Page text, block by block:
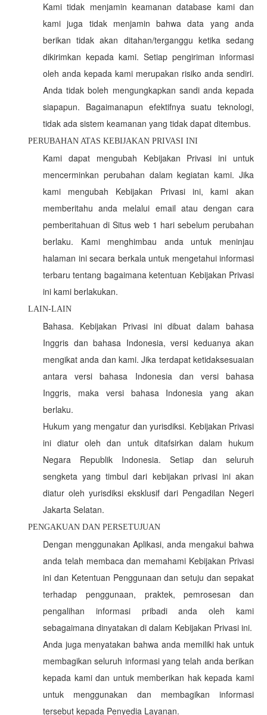
Kami tidak menjamin keamanan database kami dan
kami juga tidak menjamin bahwa data yang anda
berikan tidak akan ditahan/terganggu ketika sedang
dikirimkan kepada kami. Setiap pengiriman informasi
oleh anda kepada kami merupakan risiko anda sendiri.
Anda tidak boleh mengungkapkan sandi anda kepada
siapapun. Bagaimanapun efektifnya suatu teknologi,
tidak ada sistem keamanan yang tidak dapat ditembus.
PERUBAHAN ATAS KEBIJAKAN PRIVASI INI
Kami dapat mengubah Kebijakan Privasi ini untuk
mencerminkan perubahan dalam kegiatan kami. Jika
kami mengubah Kebijakan Privasi ini, kami akan
memberitahu anda melalui email atau dengan cara
pemberitahuan di Situs web 1 hari sebelum perubahan
berlaku. Kami menghimbau anda untuk meninjau
halaman ini secara berkala untuk mengetahui informasi
terbaru tentang bagaimana ketentuan Kebijakan Privasi
ini kami berlakukan.
LAIN-LAIN
Bahasa. Kebijakan Privasi ini dibuat dalam bahasa
Inggris dan bahasa Indonesia, versi keduanya akan
mengikat anda dan kami. Jika terdapat ketidaksesuaian
antara versi bahasa Indonesia dan versi bahasa
Inggris, maka versi bahasa Indonesia yang akan
berlaku.
Hukum yang mengatur dan yurisdiksi. Kebijakan Privasi
ini diatur oleh dan untuk ditafsirkan dalam hukum
Negara Republik Indonesia. Setiap dan seluruh
sengketa yang timbul dari kebijakan privasi ini akan
diatur oleh yurisdiksi eksklusif dari Pengadilan Negeri
Jakarta Selatan.
PENGAKUAN DAN PERSETUJUAN
Dengan menggunakan Aplikasi, anda mengakui bahwa
anda telah membaca dan memahami Kebijakan Privasi
ini dan Ketentuan Penggunaan dan setuju dan sepakat
terhadap penggunaan, praktek, pemrosesan dan
pengalihan informasi pribadi anda oleh kami
sebagaimana dinyatakan di dalam Kebijakan Privasi ini.
Anda juga menyatakan bahwa anda memiliki hak untuk
membagikan seluruh informasi yang telah anda berikan
kepada kami dan untuk memberikan hak kepada kami
untuk menggunakan dan membagikan informasi
tersebut kepada Penyedia Layanan.